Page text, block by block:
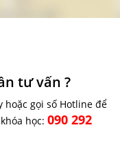
tư vấn ?
hoặc gọi số Hotline để
học: 090 292